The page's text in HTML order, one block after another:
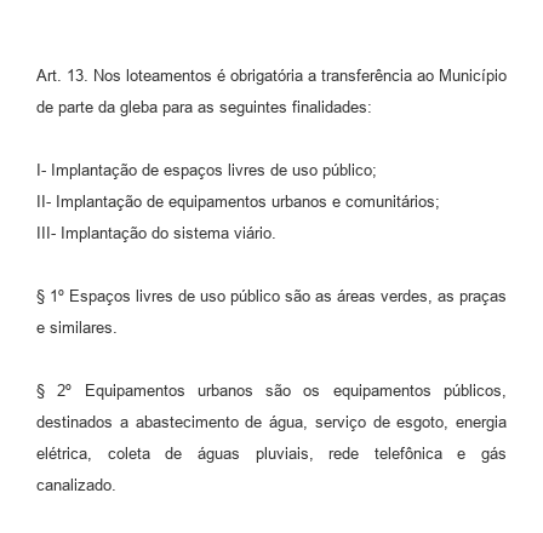
Art. 13. Nos loteamentos é obrigatória a transferência ao Município
de parte da gleba para as seguintes finalidades:
I- Implantação de espaços livres de uso público;
II- Implantação de equipamentos urbanos e comunitários;
III- Implantação do sistema viário.
§ 1º Espaços livres de uso público são as áreas verdes, as praças
e similares.
§ 2º Equipamentos urbanos são os equipamentos públicos,
destinados a abastecimento de água, serviço de esgoto, energia
elétrica, coleta de águas pluviais, rede telefônica e gás
canalizado.